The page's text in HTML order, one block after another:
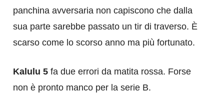
panchina avversaria non capiscono che dalla
sua parte sarebbe passato un tir di traverso. È
scarso come lo scorso anno ma più fortunato.
Kalulu 5 fa due errori da matita rossa. Forse
non è pronto manco per la serie B.